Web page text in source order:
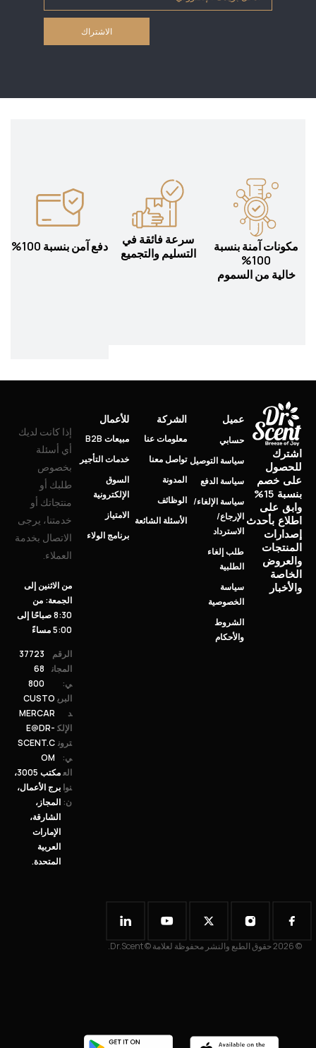
مكونات آمنة بنسبة
100%
خالية من السموم
سرعة فائقة في
التسليم والتجميع
دفع آمن بنسبة 100%
اشترك
للحصول
على خصم
بنسبة 15%
وابق على
اطلاع بأحدث
إصدارات
المنتجات
والعروض
الخاصة
والأخبار
عميل
حسابي
سياسة التوصيل
سياسة الدفع
سياسة الإلغاء/
الإرجاع/
الاسترداد
طلب إلغاء
الطلبية
سياسة
الخصوصية
الشروط
والأحكام
الشركة
معلومات عنا
تواصل معنا
المدونة
الوظائف
الأسئلة الشائعة
للأعمال
مبيعات B2B
خدمات التأجير
السوق
الإلكترونية
الامتياز
برنامج الولاء
إذا كانت لديك
أي أسئلة
بخصوص
طلبك أو
منتجاتك أو
خدمتنا، يرجى
الاتصال بخدمة
العملاء.
من الاثنين إلى
الجمعة: من
8:30 صباحًا إلى
5:00 مساءً
الرقم
المجان
ي:
37723
68
800
البري
د
الإلك
ترون
ي:
CUSTO
MERCAR
E@DR-
SCENT.C
OM
الع
نوا
ن:
مكتب 3005،
برج الأعمال،
المجاز،
الشارقة،
الإمارات
العربية
المتحدة.
© 2026 حقوق الطبع والنشر محفوظة لعلامة © Dr.Scent.